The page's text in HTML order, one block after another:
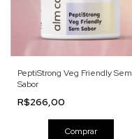
PeptiStrong Veg Friendly Sem
Sabor
R$266,00
Comprar